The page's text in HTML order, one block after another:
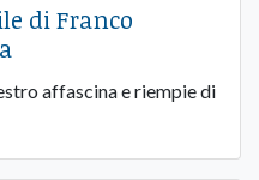
di Franco
affascina e riempie di